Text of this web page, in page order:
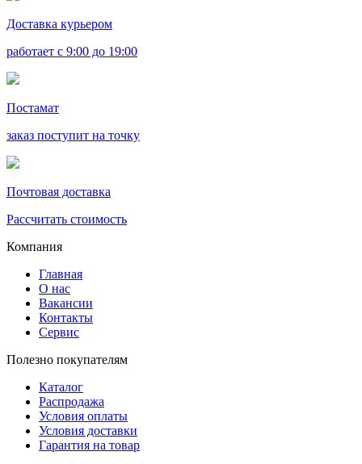
Доставка курьером
работает с 9:00 до 19:00
Постамат
заказ поступит на точку
Почтовая доставка
Рассчитать стоимость
Компания
Главная
О нас
Вакансии
Контакты
Сервис
Полезно покупателям
Каталог
Распродажа
Условия оплаты
Условия доставки
Гарантия на товар